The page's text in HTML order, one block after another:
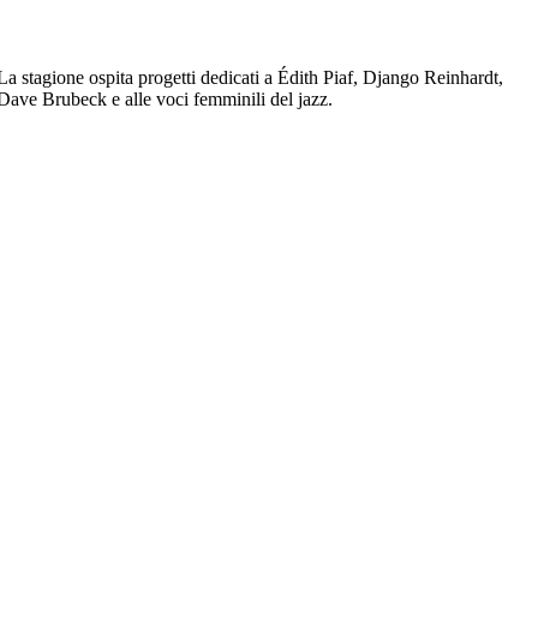
stagione ospita progetti dedicati a Édith Piaf, Django Reinhardt,
Brubeck e alle voci femminili del jazz.